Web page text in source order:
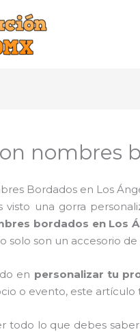
nombres
Bordados en Los
visto una gorra
bordados en Los
solo son un accesorio
en personalizar tu
o evento, este
todo lo que debes